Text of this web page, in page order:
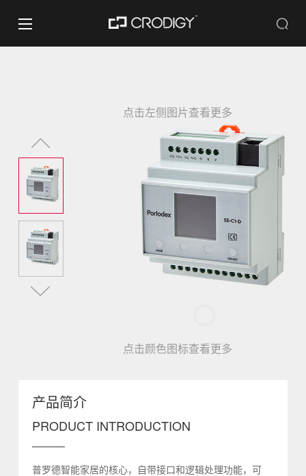
点击左侧图片查看更多
点击颜色图标查看更多
产品简介
PRODUCT INTRODUCTION
普罗德智能家居的核心，
自带接口和逻辑处理功能，可